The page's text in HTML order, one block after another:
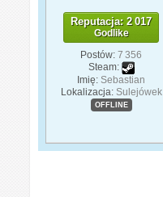
Reputacja: 2 017
Godlike
Postów: 7 356
Steam:
Imię: Sebastian
Lokalizacja: Sulejówek
OFFLINE